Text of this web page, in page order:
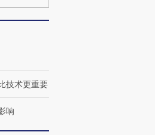
印
飞地休达
技术更重要
响